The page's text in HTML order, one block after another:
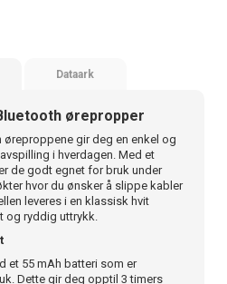
Dataark
ørepropper
gir deg en enkel og
i hverdagen. Med et
de godt egnet for bruk under
hvor du ønsker å slippe kabler
leveres i en klassisk hvit
og ryddig uttrykk.
et 55 mAh batteri som er
Dette gir deg opptil 3 timers